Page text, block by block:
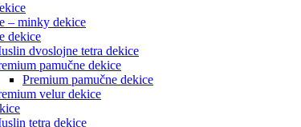
– minky dekice
dekice
dvoslojne tetra dekice
pamučne dekice
Premium pamučne dekice
velur dekice
tetra dekice